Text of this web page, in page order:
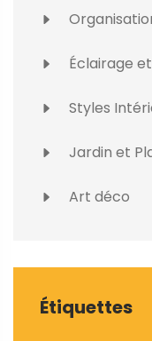
Éclairage
Styles
Jardin et
Art déco
Étiquettes